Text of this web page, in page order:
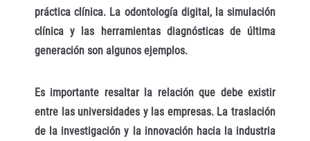
práctica clínica. La odontología digital, la simulación
clínica y las herramientas diagnósticas de última
generación son algunos ejemplos.
Es importante resaltar la relación que debe existir
entre las universidades y las empresas. La traslación
de la investigación y la innovación hacia la industria